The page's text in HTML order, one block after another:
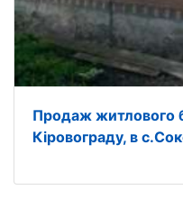
Продаж житлового
Кіровограду, в